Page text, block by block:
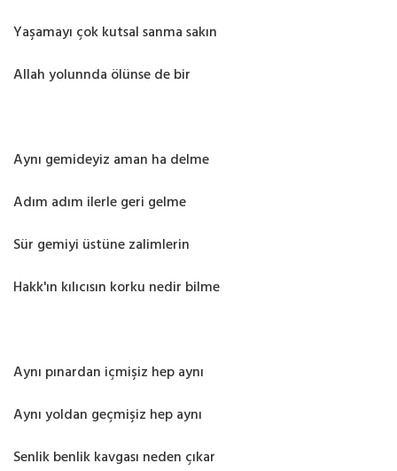
Yaşamayı çok kutsal sanma sakın
Allah yolunnda ölünse de bir
Aynı gemideyiz aman ha delme
Adım adım ilerle geri gelme
Sür gemiyi üstüne zalimlerin
Hakk'ın kılıcısın korku nedir bilme
Aynı pınardan içmişiz hep aynı
Aynı yoldan geçmişiz hep aynı
Senlik benlik kavgası neden çıkar